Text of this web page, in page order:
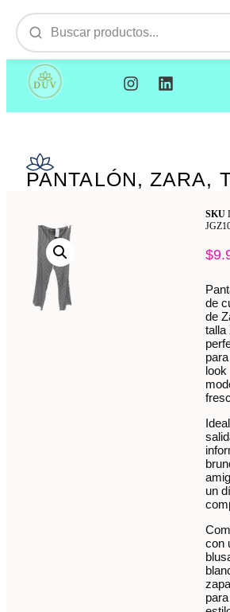
PANTALÓN, ZARA,
SKU
$
de
de
talla
look
un
con